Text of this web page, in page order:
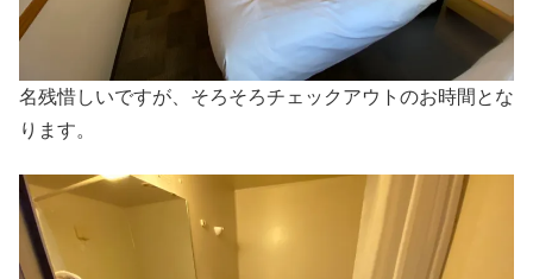
名残惜しいですが、そろそろチェックアウトのお時間とな
ります。